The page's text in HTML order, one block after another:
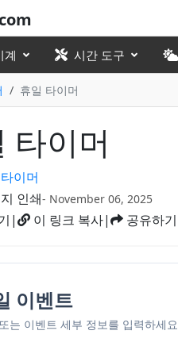
계 시간 도구
휴일 타이머
타이머
타이머
인쇄- November 06, 2025
| 이 링크 복사| 공유하기
이벤트
는 이벤트 세부 정보를 입력하세요